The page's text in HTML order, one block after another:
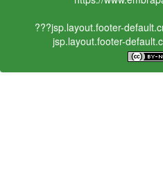
???jsp.layout.footer-
jsp.layout.footer-